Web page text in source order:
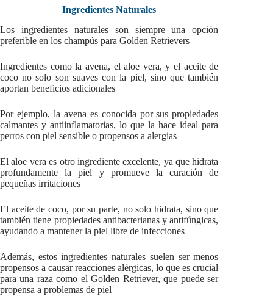
Ingredientes Naturales
Los ingredientes naturales son siempre una opción
preferible en los champús para Golden Retrievers
Ingredientes como la avena, el aloe vera, y el aceite de
coco no solo son suaves con la piel, sino que también
aportan beneficios adicionales
Por ejemplo, la avena es conocida por sus propiedades
calmantes y antiinflamatorias, lo que la hace ideal para
perros con piel sensible o propensos a alergias
El aloe vera es otro ingrediente excelente, ya que hidrata
profundamente la piel y promueve la curación de
pequeñas irritaciones
El aceite de coco, por su parte, no solo hidrata, sino que
también tiene propiedades antibacterianas y antifúngicas,
ayudando a mantener la piel libre de infecciones
Además, estos ingredientes naturales suelen ser menos
propensos a causar reacciones alérgicas, lo que es crucial
para una raza como el Golden Retriever, que puede ser
propensa a problemas de piel